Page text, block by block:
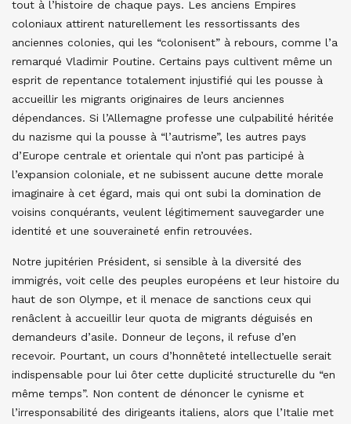
tout à l’histoire de chaque pays. Les anciens Empires
coloniaux attirent naturellement les ressortissants des
anciennes colonies, qui les “colonisent” à rebours, comme l’a
remarqué Vladimir Poutine. Certains pays cultivent même un
esprit de repentance totalement injustifié qui les pousse à
accueillir les migrants originaires de leurs anciennes
dépendances. Si l’Allemagne professe une culpabilité héritée
du nazisme qui la pousse à “l’autrisme”, les autres pays
d’Europe centrale et orientale qui n’ont pas participé à
l’expansion coloniale, et ne subissent aucune dette morale
imaginaire à cet égard, mais qui ont subi la domination de
voisins conquérants, veulent légitimement sauvegarder une
identité et une souveraineté enfin retrouvées.
Notre jupitérien Président, si sensible à la diversité des
immigrés, voit celle des peuples européens et leur histoire du
haut de son Olympe, et il menace de sanctions ceux qui
renâclent à accueillir leur quota de migrants déguisés en
demandeurs d’asile. Donneur de leçons, il refuse d’en
recevoir. Pourtant, un cours d’honnêteté intellectuelle serait
indispensable pour lui ôter cette duplicité structurelle du “en
même temps”. Non content de dénoncer le cynisme et
l’irresponsabilité des dirigeants italiens, alors que l’Italie met